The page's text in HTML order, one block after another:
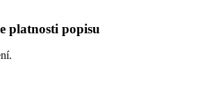
platnosti popisu